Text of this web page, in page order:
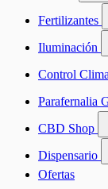
Fertilizantes
Iluminación
Control Clima
Parafernalia
CBD Shop
Dispensario
Ofertas